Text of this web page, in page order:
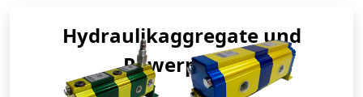
Hydraulikaggregate und
Powerpacks